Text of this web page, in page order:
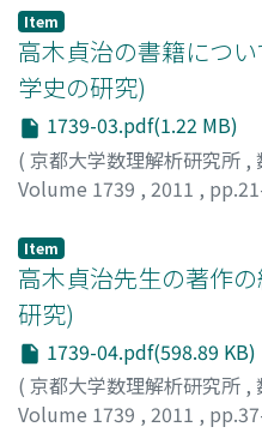
Item
高木貞治の書籍につ
学史の研究)
1739-03.pdf(1.22 MB)
( 京都大学数理解析研究所 ,
Volume 1739 , 2011 ,
Item
高木貞治先生の著作
研究)
1739-04.pdf(598.89 KB)
( 京都大学数理解析研究所 ,
Volume 1739 , 2011 ,